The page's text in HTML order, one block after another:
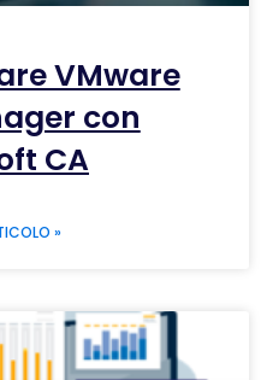
VMware
con
CA
»